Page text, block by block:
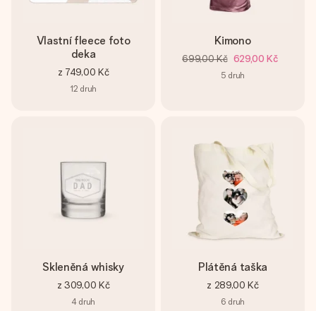
Vlastní fleece foto
deka
z 749,00 Kč
12 druh
Kimono
699,00 Kč 629,00 Kč
5 druh
Skleněná whisky
z 309,00 Kč
4 druh
Plátěná taška
z 289,00 Kč
6 druh